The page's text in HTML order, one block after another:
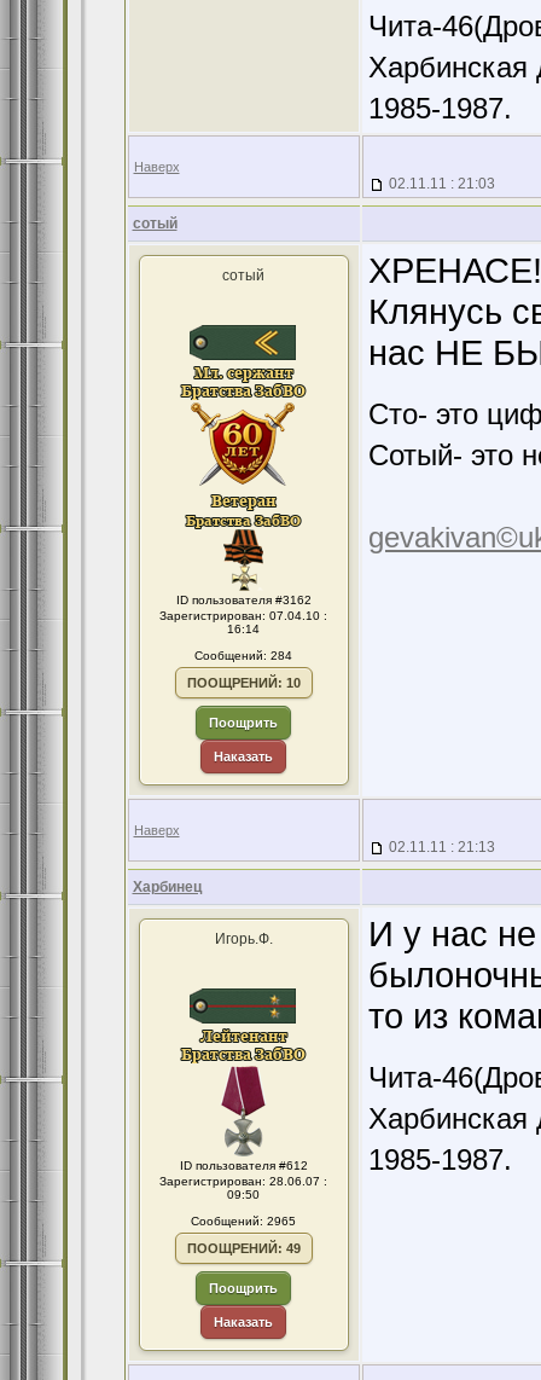
Чита-
Харбинская
1985-1987.
Наверх
02.11.11 : 21:03
сотый
сотый
ID пользователя #3162
Зарегистрирован: 07.04.10 :
16:14
Сообщений: 284
ПООЩРЕНИЙ: 10
Поощрить
Наказать
Клянусь
нас НЕ
Сто- это
Сотый- это
Наверх
02.11.11 : 21:13
Харбинец
Игорь.Ф.
ID пользователя #612
Зарегистрирован: 28.06.07 :
09:50
Сообщений: 2965
ПООЩРЕНИЙ: 49
Поощрить
Наказать
И у нас
то из
Чита-
Харбинская
1985-1987.